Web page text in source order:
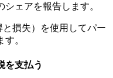
シェアを報告します。
と損失）を使用してパー
。
を支払う